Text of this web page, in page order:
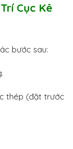
Cục Kê
bước sau:
thép (đặt trước